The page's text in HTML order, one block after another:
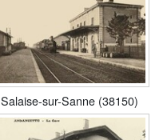
Salaise-sur-Sanne (38150)